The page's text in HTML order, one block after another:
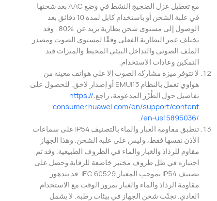
مع تعطيل عزل الضجيج النشط في وضع AAC بعد شحنها
في علبة الشحن أو باستخدام كابل لمدة 10 دقائق بعد
الوصول إلى مستوى شحن بطارية يزيد عن ‎ 80% ‎. وقد
يختلف عمر البطارية الفعلي وفقًا لمستوى الصوت ومصدر
الملف الصوتي والتداخل البيئي المحيط والميزات قيد
التمكين وعادات الاستخدام.
لا تتوفر ميزة مشاركة الصوت إلا على هواتف معينة من
هواوي تعمل بالنظام EMUI13 أو إصدار لاحق. للحصول على
تفاصيل حول الطُرُز المدعومة، راجع://:https
‎consumer.huawei.com/‎en/support/content
/en-us15895036/
‎تنطبق مقاومة الغبار والماء بالتصنيف IP54 على سماعات
الأذن نفسها فقط، وليس على علبة الشحن. وهذا الجهاز
مقاوم للرذاذ والغبار والماء في الظروف الطبيعية. وقد تم
اختباره في ظل ظروف مختبر خاضعة للرقابة وحصل على
تصنيف IP54 بموجب المعيار IEC 60529. قد تتدهور
مقاومة الرذاذ والماء والغبار بمرور الوقت مع الاستخدام
العادي. تجنّب شحن الجهاز في بيئات رطبة. لا يشمل